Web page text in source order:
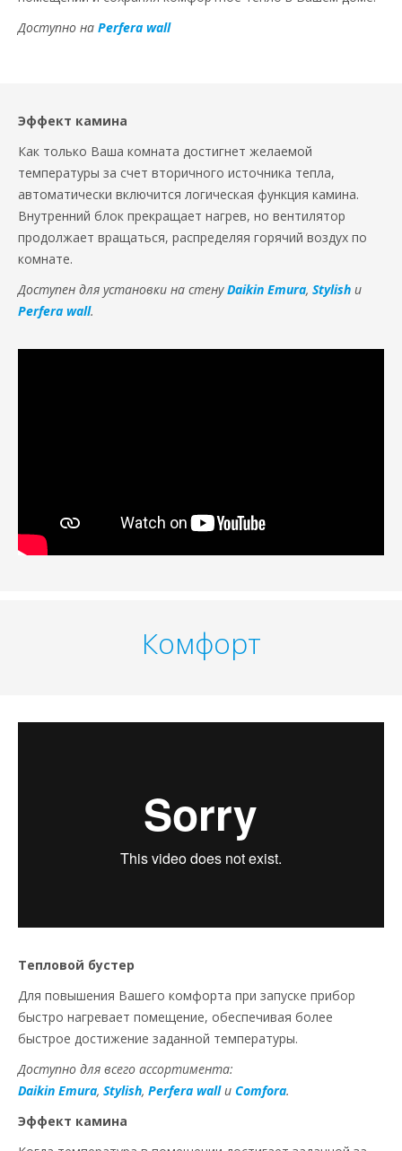
Доступно на Perfera wall
Эффект камина
Как только Ваша комната достигнет желаемой
температуры за счет вторичного источника тепла,
автоматически включится логическая функция камина.
Внутренний блок прекращает нагрев, но вентилятор
продолжает вращаться, распределяя горячий воздух по
комнате.
Доступен для установки на стенуDaikin Emura, Stylish и
Perfera wall.
Комфорт
Тепловой бустер
Для повышения Вашего комфорта при запуске прибор
быстро нагревает помещение, обеспечивая более
быстрое достижение заданной температуры.
Доступно для всего ассортимента:
Daikin Emura, Stylish, Perfera wallи Comfora.
Эффект камина